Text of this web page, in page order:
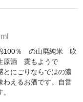
）
100％ の山廃純米 吹
原酒 霙もようで
にごりならではの濃
わえるお酒です。自営